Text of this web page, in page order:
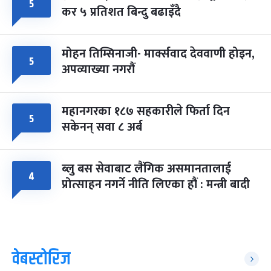
५ कर ५ प्रतिशत बिन्दु बढाइँदै
५ मोहन तिम्सिनाजी- मार्क्सवाद देववाणी होइन,
अपव्याख्या नगरौं
५ महानगरका १८७ सहकारीले फिर्ता दिन
सकेनन् सवा ८ अर्ब
४ ब्लु बस सेवाबाट लैंगिक असमानतालाई
प्रोत्साहन नगर्ने नीति लिएका हौं : मन्त्री बादी
वेबस्टोरिज